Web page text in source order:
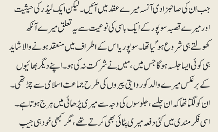
جب ان کی صاحبزادی آنسہ میرے عقد میں آئیں۔ لیکن ایک لیڈر کی حیثیت
اور میرے قصبہ سوپور کے ایک باسی کی نوعیت سے یہ تعلق میرے آنکھ
کھولتے ہی شروع ہوگیا تھا۔ سوپور یا اس کے اطراف میں منعقد ہونے والا شاید
ہی کوئی ایسا جلسہ ہوگا جس میں، مَیں نے شرکت نہ کی ہو۔ اپنے دیگر بھائیوں
کے برعکس میرے والد کوروایتی پیروں کی طرح جماعت اسلامی سے چڑ تھی ۔
ان کولگتا تھا کہ ان جلسے ، جلوسوں کی وجہ سے میری پڑھائی میں ہرج ہوتا ہے۔
اسی فکرمندی میں کئی دفعہ میری پٹائی بھی کرتے تھے، مگر کبھی خود ہی جیب